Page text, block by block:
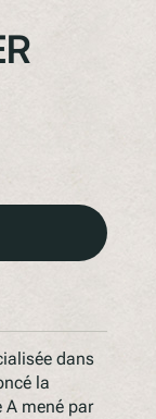
dans
la
mené par